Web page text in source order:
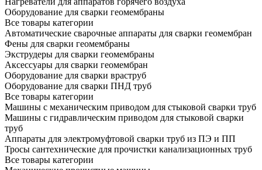
Оборудование для сварки геомембраны
Все товары категории
Автоматические сварочные аппараты для сварки геомембран
Фены для сварки геомембраны
Экструдеры для сварки геомембраны
Аксессуары для сварки геомембран
Оборудование для сварки враструб
Оборудование для сварки ПНД труб
Все товары категории
Машины с механическим приводом для стыковой сварки труб
Машины с гидравлическим приводом для стыковой сварки
труб
Аппараты для электромуфтовой сварки труб из ПЭ и ПП
Тросы сантехнические для прочистки канализационных труб
Все товары категории